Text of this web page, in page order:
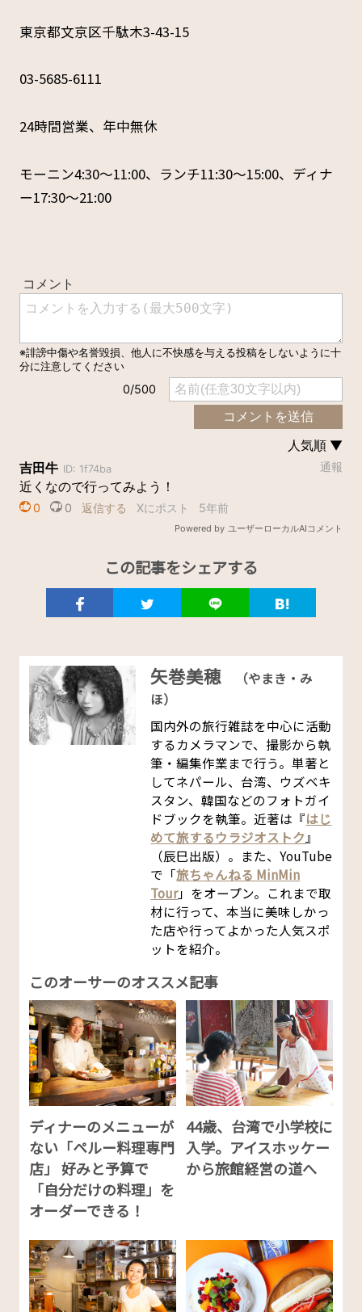
東京都文京区千駄木3-43-15
03-5685-6111
24時間営業、年中無休
モーニン4:30〜11:00、ランチ11:30〜15:00、ディナ
ー17:30〜21:00
この記事をシェアする
矢巻美穂
（やまき・み
ほ）
国内外の旅行雑誌を中心に活動
するカメラマンで、撮影から執
筆・編集作業まで行う。単著と
してネパール、台湾、ウズベキ
スタン、韓国などのフォトガイ
ドブックを執筆。近著は『はじ
めて旅するウラジオストク』
（辰巳出版）。また、YouTube
で「旅ちゃんねる MinMin
Tour」をオープン。これまで取
材に行って、本当に美味しかっ
た店や行ってよかった人気スポ
ットを紹介。
このオーサーのオススメ記事
ディナーのメニューが
ない「ペルー料理専門
店」 好みと予算で
「自分だけの料理」を
オーダーできる！
44歳、台湾で小学校に
入学。アイスホッケー
から旅館経営の道へ